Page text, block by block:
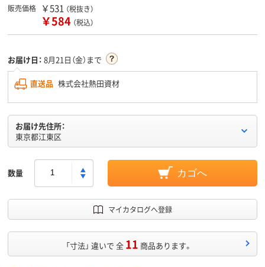
販売価格 ￥531 （税抜き）
￥584 （税込）
お届け日： 8月21日（金）まで
直送品 株式会社熱田資材
お届け先住所：
東京都江東区
数量 カゴへ
マイカタログへ登録
「寸法」 違いで 全 11 商品あります。